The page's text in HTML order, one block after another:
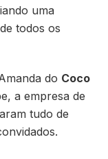
uma
todos os
do Coco
a empresa de
tudo de